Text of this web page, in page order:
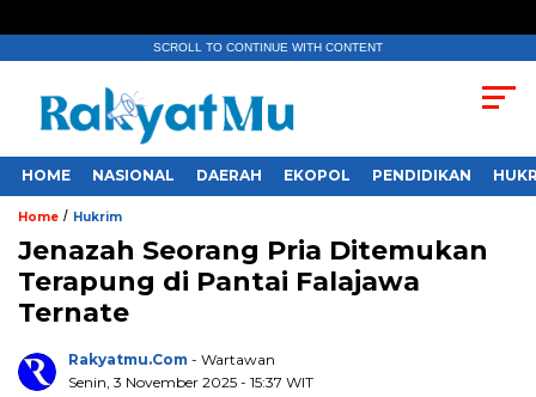
SCROLL TO CONTINUE WITH CONTENT
HOME NASIONAL DAERAH EKOPOL PENDIDIKAN
Home / Hukrim
Jenazah Seorang Pria Ditemukan
Terapung di Pantai Falajawa
Ternate
Rakyatmu.com - Wartawan
Senin, 3 November 2025 - 15:37 WIT